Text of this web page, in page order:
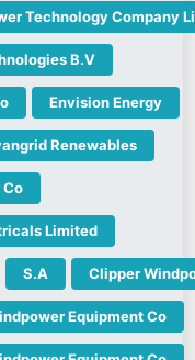
Technology Company
B.V
Envision Energy
Renewables
Co
Limited
S.A Clipper
Equipment Co